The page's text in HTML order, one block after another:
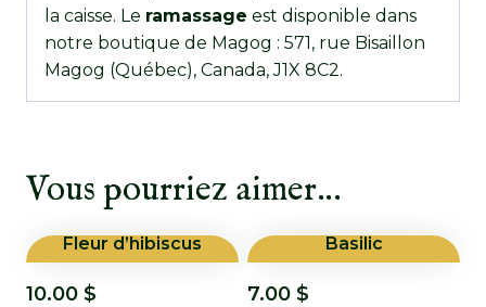
la caisse. Le ramassage est disponible dans
notre boutique de Magog : 571, rue Bisaillon
Magog (Québec), Canada, J1X 8C2.
Vous pourriez aimer…
Fleur d’hibiscus
10.00 $
Basilic
7.00 $